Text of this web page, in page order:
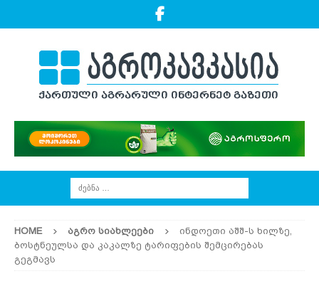
HOME ᲐᲒᲠᲝ ᲡᲘᲐᲮᲚᲔᲔᲑᲘ
ინდოეთი აშშ-ს ხილზე,
ბოსტნეულსა და კაკალზე ტარიფების შემცირებას
გეგმავს